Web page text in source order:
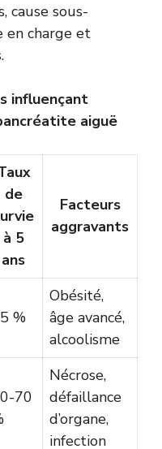
cause sous-
en charge et
influençant
aiguë
de
à 5
ans
Facteurs
aggravants
%
Obésité,
âge avancé,
alcoolisme
70
Nécrose,
défaillance
d’organe,
infection